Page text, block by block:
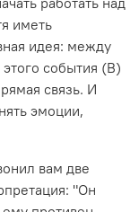
иметь
идея: между
события (В)
связь. И
эмоции,
вам две
"Он